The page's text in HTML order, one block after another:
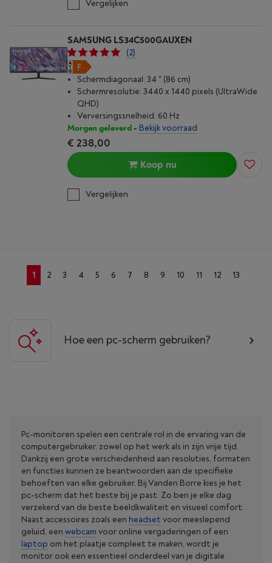
Vergelijken
SAMSUNG LS34C500GAUXEN
(2)
Schermdiagonaal: 34 " (86 cm)
Schermresolutie: 3440 x 1440 pixels (UltraWide
QHD)
Verversingssnelheid: 60 Hz
Morgen geleverd- Bekijk voorraad
€ 238,00
Koop nu
Vergelijken
1 2 3 4 5 6 7 8 9 10 11 12 13
Hoe een pc-scherm gebruiken?
Pc-monitoren spelen een centrale rol in de ervaring van de
computergebruiker, zowel op het werk als in zijn vrije tijd.
Dankzij een grote verscheidenheid aan resoluties, formaten
en functies kunnen ze beantwoorden aan de specifieke
behoeften van elke gebruiker. Bij Vanden Borre kies je het
pc-scherm dat het beste bij je past. Zo ben je elke dag
verzekerd van de beste beeldkwaliteit en visueel comfort.
Naast accessoires zoals een headset voor meeslepend
geluid, een webcam voor online vergaderingen of een
laptop om het plaatje compleet te maken, wordt je
monitor ook een essentieel onderdeel van je digitale